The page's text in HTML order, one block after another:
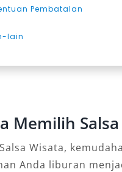
Pembatalan
lain
Memilih
Wisata,
Anda liburan